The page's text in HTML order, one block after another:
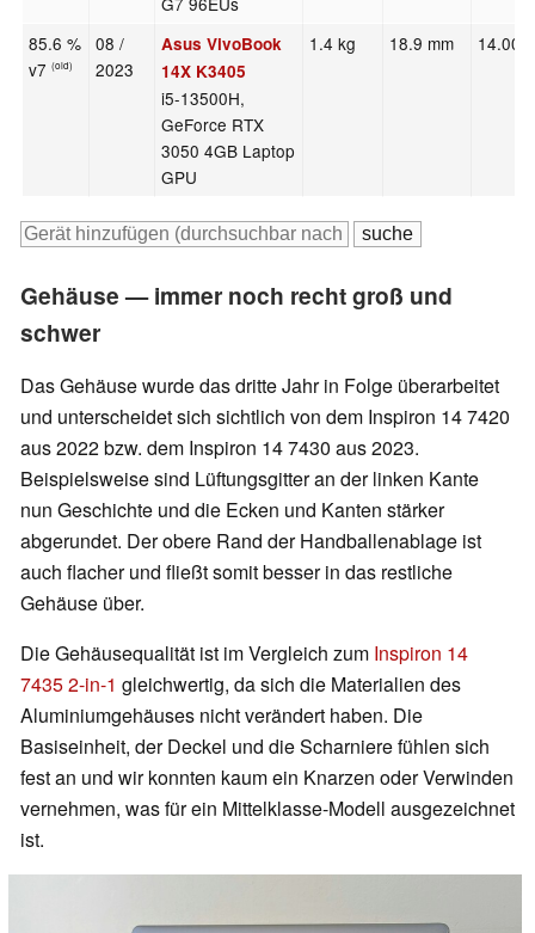
85.6 %
v7(old)
08 /
2023
Asus VivoBook
14X K3405
i5-13500H,
GeForce RTX
3050 4GB Laptop
GPU
1.4 kg 18.9 mm 14.00"
Gehäuse — immer noch recht groß und
schwer
Das Gehäuse wurde das dritte Jahr in Folge überarbeitet
und unterscheidet sich sichtlich von dem Inspiron 14 7420
aus 2022 bzw. dem Inspiron 14 7430 aus 2023.
Beispielsweise sind Lüftungsgitter an der linken Kante
nun Geschichte und die Ecken und Kanten stärker
abgerundet. Der obere Rand der Handballenablage ist
auch flacher und fließt somit besser in das restliche
Gehäuse über.
Die Gehäusequalität ist im Vergleich zum Inspiron 14
7435 2-in-1 gleichwertig, da sich die Materialien des
Aluminiumgehäuses nicht verändert haben. Die
Basiseinheit, der Deckel und die Scharniere fühlen sich
fest an und wir konnten kaum ein Knarzen oder Verwinden
vernehmen, was für ein Mittelklasse-Modell ausgezeichnet
ist.